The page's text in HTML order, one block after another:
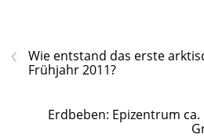
‹
Wie entstand das erste
Frühjahr 2011?
Erdbeben: Epizentrum